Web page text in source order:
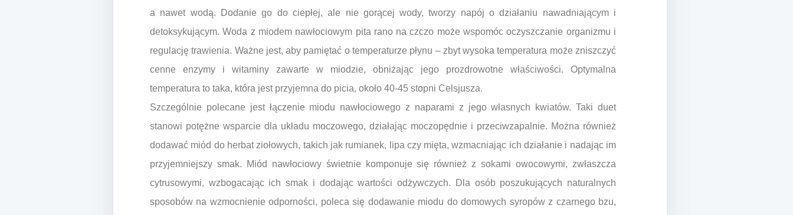
a nawet wodą. Dodanie go do ciepłej, ale nie gorącej wody, tworzy napój o działaniu nawadniającym i
detoksykującym. Woda z miodem nawłociowym pita rano na czczo może wspomóc oczyszczanie organizmu i
regulację trawienia. Ważne jest, aby pamiętać o temperaturze płynu – zbyt wysoka temperatura może zniszczyć
cenne enzymy i witaminy zawarte w miodzie, obniżając jego prozdrowotne właściwości. Optymalna
temperatura to taka, która jest przyjemna do picia, około 40-45 stopni Celsjusza.
Szczególnie polecane jest łączenie miodu nawłociowego z naparami z jego własnych kwiatów. Taki duet
stanowi potężne wsparcie dla układu moczowego, działając moczopędnie i przeciwzapalnie. Można również
dodawać miód do herbat ziołowych, takich jak rumianek, lipa czy mięta, wzmacniając ich działanie i nadając im
przyjemniejszy smak. Miód nawłociowy świetnie komponuje się również z sokami owocowymi, zwłaszcza
cytrusowymi, wzbogacając ich smak i dodając wartości odżywczych. Dla osób poszukujących naturalnych
sposobów na wzmocnienie odporności, poleca się dodawanie miodu do domowych syropów z czarnego bzu,